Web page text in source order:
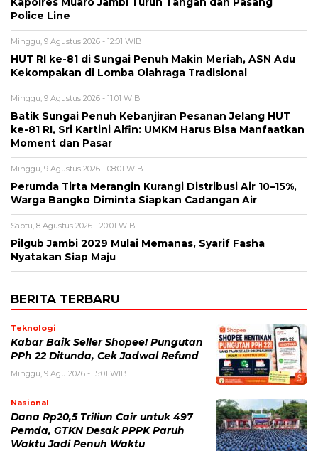
Kapolres Muaro Jambi Turun Tangan dan Pasang
Police Line
Minggu, 9 Agustus 2026 - 12:01 WIB
HUT RI ke-81 di Sungai Penuh Makin Meriah, ASN Adu
Kekompakan di Lomba Olahraga Tradisional
Minggu, 9 Agustus 2026 - 11:01 WIB
Batik Sungai Penuh Kebanjiran Pesanan Jelang HUT
ke-81 RI, Sri Kartini Alfin: UMKM Harus Bisa Manfaatkan
Moment dan Pasar
Minggu, 9 Agustus 2026 - 08:01 WIB
Perumda Tirta Merangin Kurangi Distribusi Air 10–15%,
Warga Bangko Diminta Siapkan Cadangan Air
Sabtu, 8 Agustus 2026 - 20:01 WIB
Pilgub Jambi 2029 Mulai Memanas, Syarif Fasha
Nyatakan Siap Maju
BERITA TERBARU
Teknologi
Kabar Baik Seller Shopee! Pungutan
PPh 22 Ditunda, Cek Jadwal Refund
Minggu, 9 Agu 2026 - 15:01 WIB
Nasional
Dana Rp20,5 Triliun Cair untuk 497
Pemda, GTKN Desak PPPK Paruh
Waktu Jadi Penuh Waktu